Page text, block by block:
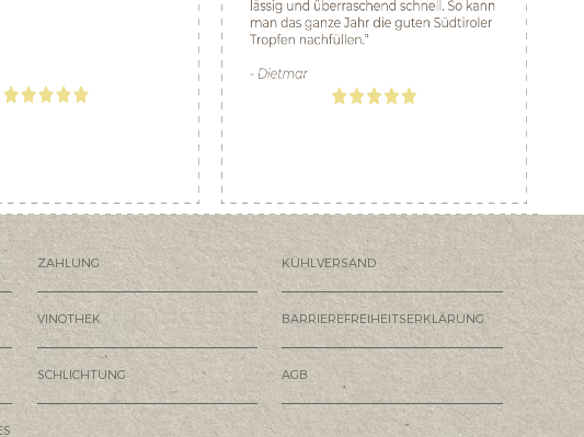
ZAHLUNG KÜHLVERSAND
VINOTHEK BARRIEREFREIHEITSERKLÄRUNG
SCHLICHTUNG AGB